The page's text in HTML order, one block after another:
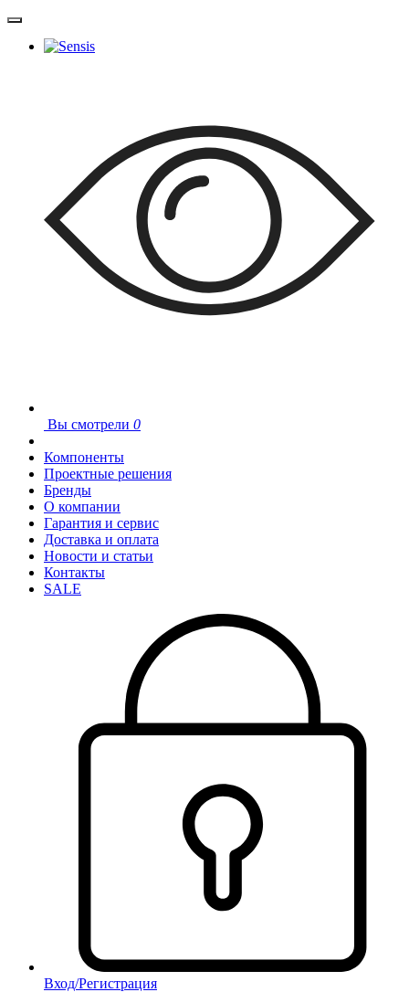
Вы смотрели 0
Компоненты
Проектные решения
Бренды
О компании
Гарантия и сервис
Доставка и оплата
Новости и статьи
Контакты
SALE
Вход/Регистрация